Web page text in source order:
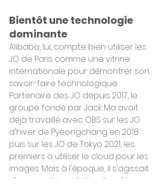
Bientôt une technologie
dominante
Alibaba, lui, compte bien utiliser les
JO de Paris comme une vitrine
internationale pour démontrer son
savoir-faire technologique.
Partenaire des JO depuis 2017, le
groupe fondé par Jack Ma avait
déjà travaillé avec OBS sur les JO
d'hiver de Pyeongchang en 2018
puis sur les JO de Tokyo 2021, les
premiers à utiliser le cloud pour les
images. Mais à l'époque, il s'agissait
d'une expérimentation à petite